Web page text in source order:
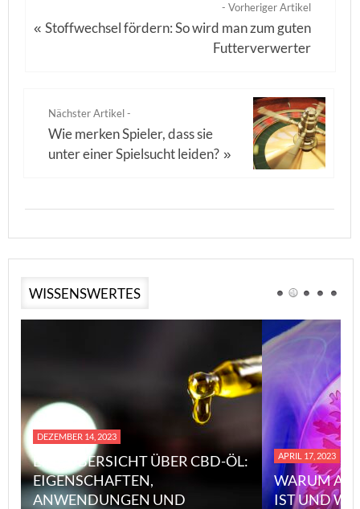
- Vorheriger Artikel
«Stoffwechsel fördern: So wird man zum guten
Futterverwerter
Nächster Artikel -
Wie merken Spieler, dass sie
unter einer Spielsucht leiden? »
WISSENSWERTES
DEZEMBER 14, 2023
EINE ÜBERSICHT ÜBER CBD-ÖL:
EIGENSCHAFTEN,
ANWENDUNGEN UND
APRIL 17, 2023
WARUM
IST UND